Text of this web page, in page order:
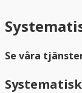
Se våra